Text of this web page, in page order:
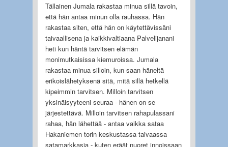
Tällainen Jumala rakastaa minua sillä tavoin,
että hän antaa minun olla rauhassa. Hän
rakastaa siten, että hän on käytettävissäni
taivaallisena ja kaikkivaltiaana Palvelijanani
heti kun häntä tarvitsen elämän
monimutkaisissa kiemuroissa. Jumala
rakastaa minua silloin, kun saan häneltä
erikoislähetyksenä sitä, mitä sillä hetkellä
kipeimmin tarvitsen. Milloin tarvitsen
yksinäisyyteeni seuraa - hänen on se
järjestettävä. Milloin tarvitsen rahapulassani
rahaa, hän lähettää - antaa vaikka sataa
Hakaniemen torin keskustassa taivaassa
satamarkkasia - kuten eräät nuoret innoissaan